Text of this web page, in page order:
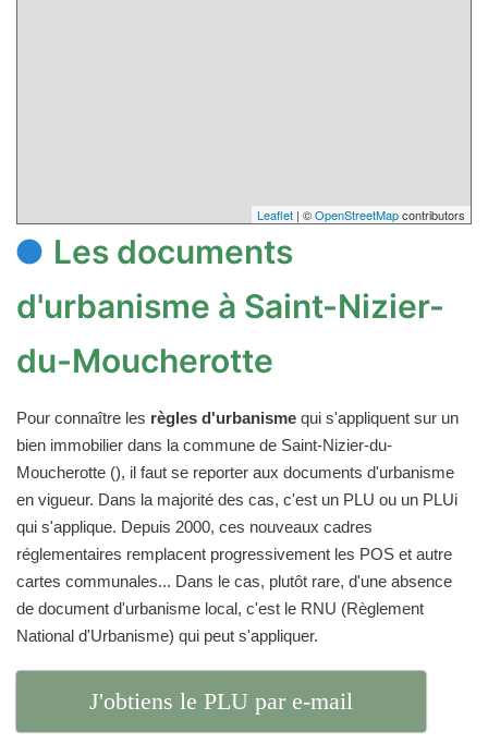
Leaflet | ©OpenStreetMapcontributors
Les documents
d'urbanisme à Saint-Nizier-
du-Moucherotte
Pour connaître les règles d'urbanisme qui s'appliquent sur un
bien immobilier dans la commune de Saint-Nizier-du-
Moucherotte (), il faut se reporter aux documents d'urbanisme
en vigueur. Dans la majorité des cas, c'est un PLU ou un PLUi
qui s'applique. Depuis 2000, ces nouveaux cadres
réglementaires remplacent progressivement les POS et autre
cartes communales... Dans le cas, plutôt rare, d'une absence
de document d'urbanisme local, c'est le RNU (Règlement
National d'Urbanisme) qui peut s'appliquer.
J'obtiens le PLU par e-mail